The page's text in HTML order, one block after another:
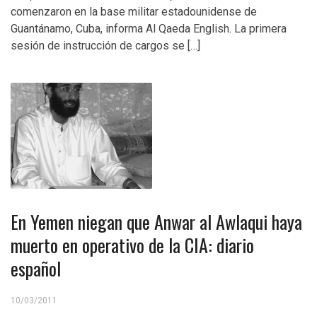
comenzaron en la base militar estadounidense de
Guantánamo, Cuba, informa Al Qaeda English. La primera
sesión de instrucción de cargos se […]
En Yemen niegan que Anwar al Awlaqui haya
muerto en operativo de la CIA: diario
español
10/03/2011